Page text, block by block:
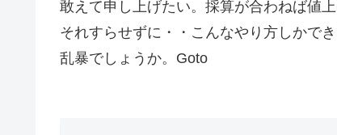
敢えて申し上げたい。採算が合わねば値
それすらせずに・・こんなやり方しかで
乱暴でしょうか。Goto